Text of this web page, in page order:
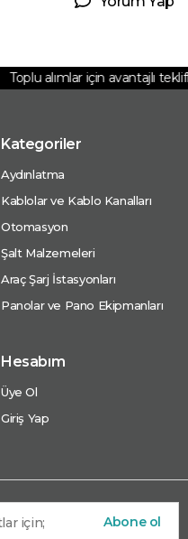
Toplu alımlar için avantajlı
Kategoriler
Aydınlatma
Kablolar ve Kablo Kanalları
Otomasyon
Şalt Malzemeleri
Araç Şarj İstasyonları
Panolar ve Pano Ekipmanları
Hesabım
Üye Ol
Giriş Yap
Abone ol